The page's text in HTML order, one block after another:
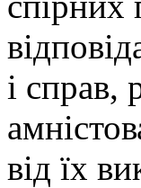
і справ,
від їх